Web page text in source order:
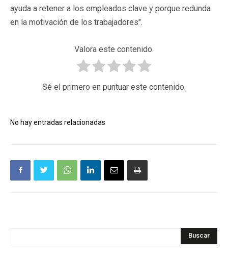
ayuda a retener a los empleados clave y porque redunda
en la motivación de los trabajadores".
Valora este contenido.
Sé el primero en puntuar este contenido.
No hay entradas relacionadas
Buscar